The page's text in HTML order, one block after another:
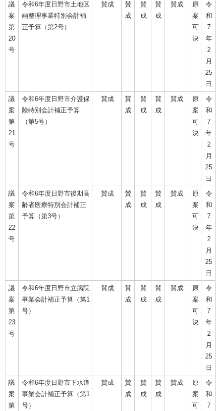
議
案
第
20
号
令和6年度日野市土地区
画整理事業特別会計補
正予算（第2号）
賛成
賛
成
賛
成
賛
成
賛成
原
案
可
決
令
和
7
年
2
月
25
日
議
案
第
21
号
令和6年度日野市介護保
険特別会計補正予算
（第5号）
賛成
賛
成
賛
成
賛
成
賛成
原
案
可
決
令
和
7
年
2
月
25
日
議
案
第
22
号
令和6年度日野市後期高
齢者医療特別会計補正
予算（第3号）
賛成
賛
成
賛
成
賛
成
賛成
原
案
可
決
令
和
7
年
2
月
25
日
議
案
第
23
号
令和6年度日野市立病院
事業会計補正予算（第1
号）
賛成
賛
成
賛
成
賛
成
賛成
原
案
可
決
令
和
7
年
2
月
25
日
議
案
第
令和6年度日野市下水道
事業会計補正予算（第1
号）
賛成
賛
成
賛
成
賛
成
賛成
原
案
可
令
和
7